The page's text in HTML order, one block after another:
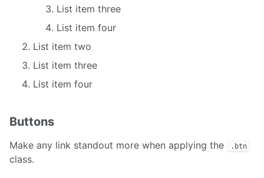
List item three
List item four
List item two
List item three
List item four
Buttons
Make any link standout more when applying the .btn
class.